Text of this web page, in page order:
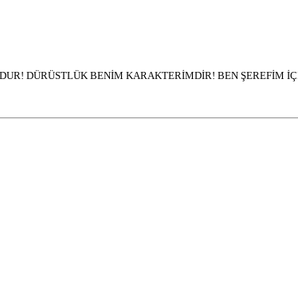
DÜRÜSTLÜK BENİM KARAKTERİMDİR! BEN ŞEREFİM